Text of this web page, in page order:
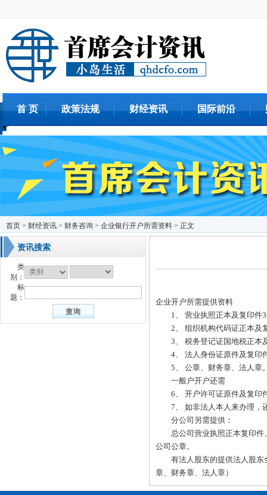
首 页 政策法规 财经资讯 国际前沿
首页 > 财经资讯 > 财务咨询 > 企业银行开户所需资料 > 正文
资讯搜索
类
别：
标
题：
企业开户所需提供资料
1、 营业执照正本及复印件
2、 组织机构代码证正本及
3、 税务登记证国地税正本
4、 法人身份证原件及复印
5、 公章、财务章、法人章
一般户开户还需
6、 开户许可证原件及复印
7、 如非法人本人来办理，还
分公司另需提供：
总公司营业执照正本复印件
公司公章。
有法人股东的提供法人股东
章、财务章、法人章）